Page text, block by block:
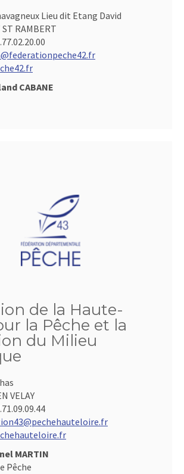
Lieu dit Etang David
RAMBERT
CABANE
de la Haute-
la Pêche et la
du Milieu
VELAY
MARTIN
Pêche